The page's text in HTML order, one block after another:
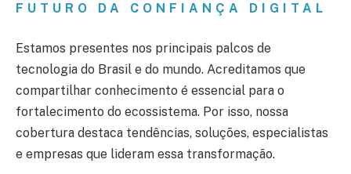
FUTURO DA CONFIANÇA DIGITAL
Estamos presentes nos principais palcos de
tecnologia do Brasil e do mundo. Acreditamos que
compartilhar conhecimento é essencial para o
fortalecimento do ecossistema. Por isso, nossa
cobertura destaca tendências, soluções, especialistas
e empresas que lideram essa transformação.